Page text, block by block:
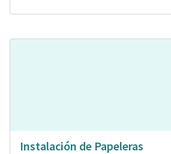
Instalación de Papeleras